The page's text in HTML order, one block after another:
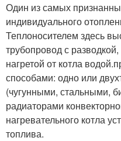
Один из самых
индивидуального
Теплоносителем здесь
трубопровод с
нагретой от котла
способами: одно или
(чугунными, стальными,
радиаторами
нагревательного котла
топлива.